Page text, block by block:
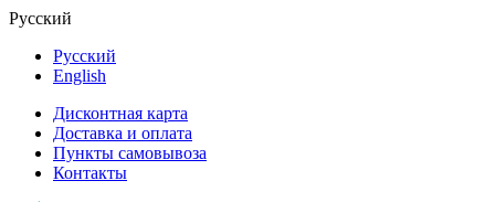
Русский
Русский
English
Дисконтная карта
Доставка и оплата
Пункты самовывоза
Контакты